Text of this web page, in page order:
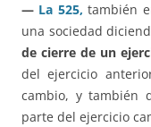
— La 525, también
una sociedad
de cierre de un
del ejercicio
cambio, y también
parte del ejercicio